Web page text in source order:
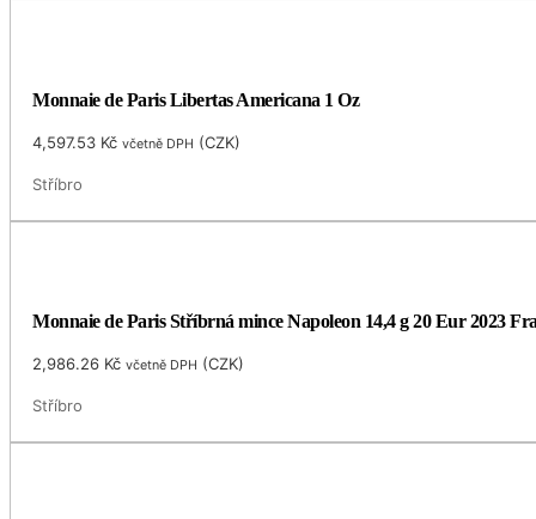
Monnaie de Paris Libertas Americana 1 Oz
4,597.53 Kč včetně DPH (CZK)
Stříbro
Monnaie de Paris Stříbrná mince Napoleon 14,4 g 20 Eur 2023
2,986.26 Kč včetně DPH (CZK)
Stříbro